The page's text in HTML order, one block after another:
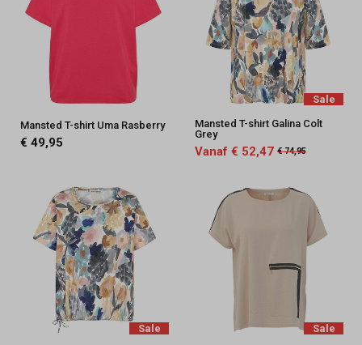
Mansted T-shirt Uma Rasberry
€ 49,95
Sale
Mansted T-shirt Galina Colt
Grey
Vanaf € 52,47 € 74,95
Sale
Sale